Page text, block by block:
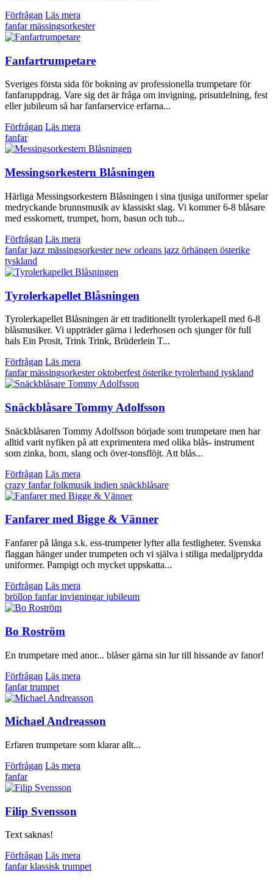
Förfrågan Läs mera
fanfarmässingsorkester
Fanfartrumpetare
Sveriges första sida för bokning av professionella trumpetare för
fanfaruppdrag. Vare sig det är fråga om invigning, prisutdelning, fest
eller jubileum så har fanfarservice erfarna...
Förfrågan Läs mera
fanfar
Messingsorkestern Blåsningen
Härliga Messingsorkestern Blåsningen i sina tjusiga uniformer spelar
medryckande brunnsmusik av klassiskt slag. Vi kommer 6-8 blåsare
med esskornett, trumpet, horn, basun och tub...
Förfrågan Läs mera
fanfarjazz mässingsorkesternew orleans jazz örhängen österike
tyskland
Tyrolerkapellet Blåsningen
Tyrolerkapellet Blåsningen är ett traditionellt tyrolerkapell med 6-8
blåsmusiker. Vi uppträder gärna i lederhosen och sjunger för full
hals Ein Prosit, Trink Trink, Brüderlein T...
Förfrågan Läs mera
fanfarmässingsorkesteroktoberfest österike tyrolerband tyskland
Snäckblåsare Tommy Adolfsson
Snäckblåsaren Tommy Adolfsson började som trumpetare men har
alltid varit nyfiken på att exprimentera med olika blås- instrument
som zinka, horn, slang och över-tonsflöjt. Att blås...
Förfrågan Läs mera
crazy fanfarfolkmusik indien snäckblåsare
Fanfarer med Bigge & Vänner
Fanfarer på långa s.k. ess-trumpeter lyfter alla festligheter. Svenska
flaggan hänger under trumpeten och vi själva i stiliga medaljprydda
uniformer. Pampigt och mycket uppskatta...
Förfrågan Läs mera
bröllop fanfarinvigningarjubileum
Bo Roström
En trumpetare med anor... blåser gärna sin lur till hissande av fanor!
Förfrågan Läs mera
fanfartrumpet
Michael Andreasson
Erfaren trumpetare som klarar allt...
Förfrågan Läs mera
fanfar
Filip Svensson
Text saknas!
Förfrågan Läs mera
fanfarklassisk trumpet